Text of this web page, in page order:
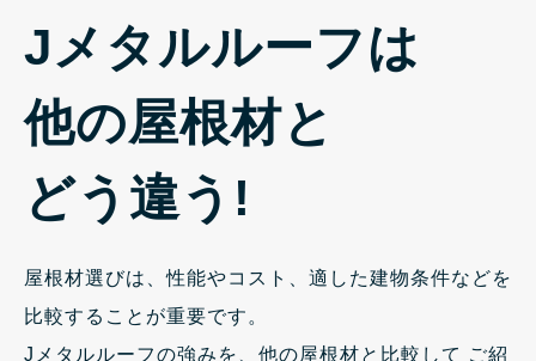
Jメタルルーフは
他の屋根材と
どう違う!
屋根材選びは、性能やコスト、適した建物条件などを
比較することが重要です。
Jメタルルーフの強みを、他の屋根材と比較して ご紹